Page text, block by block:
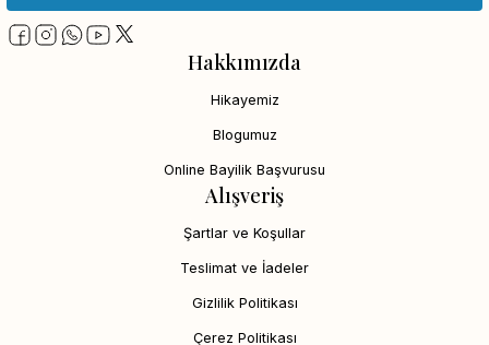
Hakkımızda
Hikayemiz
Blogumuz
Online Bayilik Başvurusu
Alışveriş
Şartlar ve Koşullar
Teslimat ve İadeler
Gizlilik Politikası
Çerez Politikası